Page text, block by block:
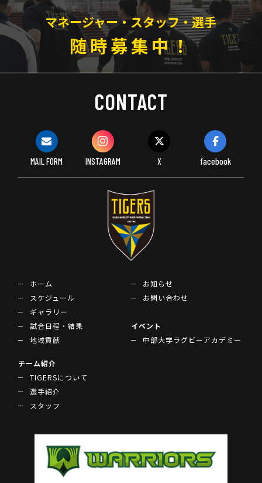
マネージャー・スタッフ・選手
随時募集中！
CONTACT
MAIL FORM INSTAGRAM X facebook
ホーム
スケジュール
ギャラリー
試合日程・結果
地域貢献
お知らせ
お問い合わせ
イベント
中部大学ラグビーアカデミー
チーム紹介
TIGERSについて
選手紹介
スタッフ